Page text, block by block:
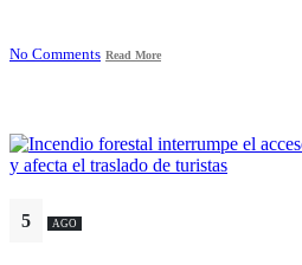
No Comments Read More
5 AGO